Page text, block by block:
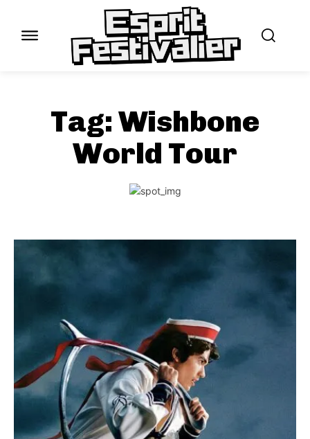
Tag: Wishbone
World Tour